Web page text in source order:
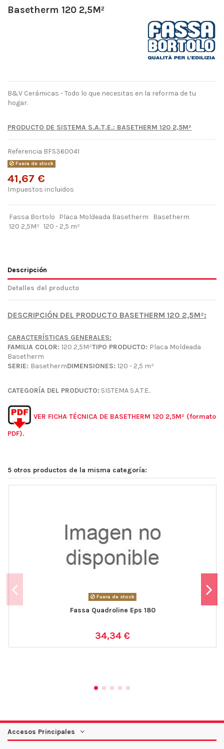
Basetherm 120 2,5M²
B&V Cerámicas - Todo lo que necesitas en la reforma de tu
hogar.
PRODUCTO DE SISTEMA S.A.T.E.: BASETHERM 120 2,5M²
Referencia BFS360041
Fuera de stock
41,67 €
Impuestos incluidos
Fassa Bortolo Placa Moldeada Basetherm
Basetherm
120 2,5M² 120 - 2,5 m²
Descripción
Detalles del producto
DESCRIPCIÓN DEL PRODUCTO BASETHERM 120 2,5M²:
CARACTERÍSTICAS GENERALES:
FAMILIA COLOR: 120 2,5M²TIPO PRODUCTO: Placa Moldeada
Basetherm
SERIE: BasethermDIMENSIONES: 120 - 2,5 m²
CATEGORÍA DEL PRODUCTO: SISTEMA S.A.T.E..
VER FICHA TÉCNICA DE BASETHERM 120 2,5M² (formato
PDF).
5 otros productos de la misma categoría:
Fuera de stock
Fassa Quadroline Eps 180
34,34 €
Accesos Principales